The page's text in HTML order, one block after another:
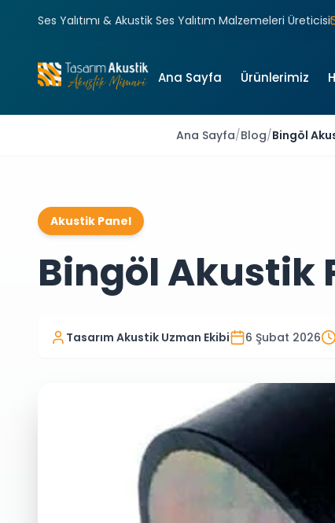
Ses Yalıtımı & Akustik Ses Yalıtım Malzemeleri Üreticisi
Ana Sayfa Ürünlerimiz
Ana Sayfa/Blog/Bingöl
Akustik Panel
Bingöl Akustik
Tasarım Akustik Uzman Ekibi 6 Şubat 2026